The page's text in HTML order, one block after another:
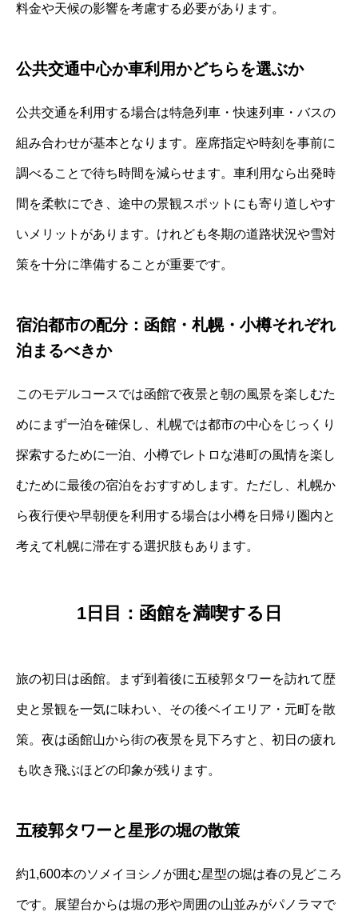
料金や天候の影響を考慮する必要があります。
公共交通中心か車利用かどちらを選ぶか
公共交通を利用する場合は特急列車・快速列車・バスの
組み合わせが基本となります。座席指定や時刻を事前に
調べることで待ち時間を減らせます。車利用なら出発時
間を柔軟にでき、途中の景観スポットにも寄り道しやす
いメリットがあります。けれども冬期の道路状況や雪対
策を十分に準備することが重要です。
宿泊都市の配分：函館・札幌・小樽それぞれ
泊まるべきか
このモデルコースでは函館で夜景と朝の風景を楽しむた
めにまず一泊を確保し、札幌では都市の中心をじっくり
探索するために一泊、小樽でレトロな港町の風情を楽し
むために最後の宿泊をおすすめします。ただし、札幌か
ら夜行便や早朝便を利用する場合は小樽を日帰り圏内と
考えて札幌に滞在する選択肢もあります。
1日目：函館を満喫する日
旅の初日は函館。まず到着後に五稜郭タワーを訪れて歴
史と景観を一気に味わい、その後ベイエリア・元町を散
策。夜は函館山から街の夜景を見下ろすと、初日の疲れ
も吹き飛ぶほどの印象が残ります。
五稜郭タワーと星形の堀の散策
約1,600本のソメイヨシノが囲む星型の堀は春の見どころ
です。展望台からは堀の形や周囲の山並みがパノラマで